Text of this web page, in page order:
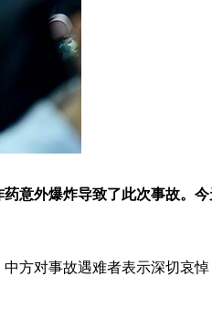
意外爆炸导致了此次事故。
方对事故遇难者表示深切哀悼